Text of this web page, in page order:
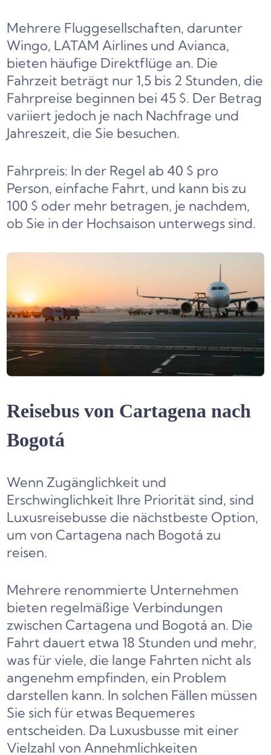
Mehrere Fluggesellschaften, darunter
Wingo, LATAM Airlines und Avianca,
bieten häufige Direktflüge an. Die
Fahrzeit beträgt nur 1,5 bis 2 Stunden, die
Fahrpreise beginnen bei 45 $. Der Betrag
variiert jedoch je nach Nachfrage und
Jahreszeit, die Sie besuchen.
Fahrpreis: In der Regel ab 40 $ pro
Person, einfache Fahrt, und kann bis zu
100 $ oder mehr betragen, je nachdem,
ob Sie in der Hochsaison unterwegs sind.
Reisebus von Cartagena nach
Bogotá
Wenn Zugänglichkeit und
Erschwinglichkeit Ihre Priorität sind, sind
Luxusreisebusse die nächstbeste Option,
um von Cartagena nach Bogotá zu
reisen.
Mehrere renommierte Unternehmen
bieten regelmäßige Verbindungen
zwischen Cartagena und Bogotá an. Die
Fahrt dauert etwa 18 Stunden und mehr,
was für viele, die lange Fahrten nicht als
angenehm empfinden, ein Problem
darstellen kann. In solchen Fällen müssen
Sie sich für etwas Bequemeres
entscheiden. Da Luxusbusse mit einer
Vielzahl von Annehmlichkeiten